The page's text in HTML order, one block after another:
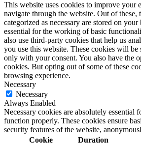
This website uses cookies to improve your
navigate through the website. Out of these,
categorized as necessary are stored on
essential for the working of basic
also use third-party cookies that help us
you use this website. These cookies will
only with your consent. You also have the
cookies. But opting out of some of these
browsing experience.
Necessary
Necessary
Always Enabled
Necessary cookies are absolutely essential
function properly. These cookies ensure
security features of the website,
Cookie
Duration